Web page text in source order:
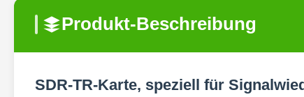
Produkt-Beschreibung
SDR-TR-Karte, speziell für